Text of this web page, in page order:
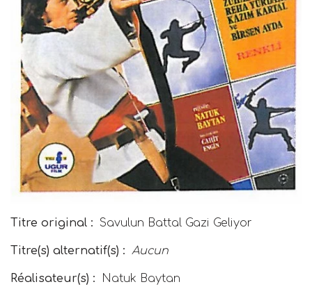
Titre original : Savulun Battal Gazi Geliyor
Titre(s) alternatif(s) : Aucun
Réalisateur(s) : Natuk Baytan